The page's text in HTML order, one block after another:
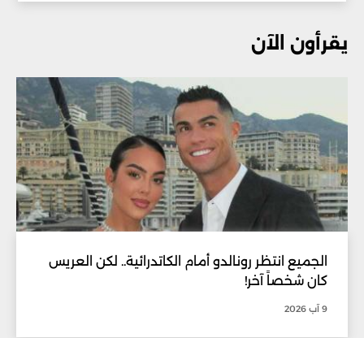
يقرأون الآن
الجميع انتظر رونالدو أمام الكاتدرائية.. لكن العريس
كان شخصاً آخر!
9 آب 2026